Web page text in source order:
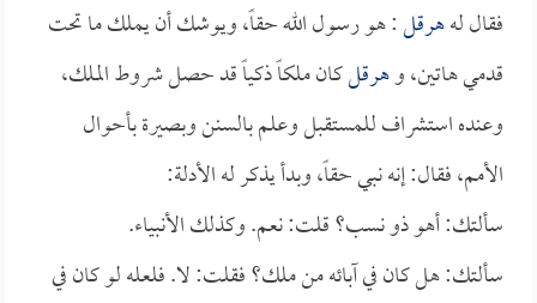
فقال لههرقل: هو رسول الله حقاً، ويوشك أن يملك ما تحت
قدمي هاتين، وهرقلكان ملكاً ذكياً قد حصل شروط الملك،
وعنده استشراف للمستقبل وعلم بالسنن وبصيرة بأحوال
الأمم، فقال: إنه نبي حقاً، وبدأ يذكر له الأدلة:
سألتك: أهو ذو نسب؟ قلت: نعم. وكذلك الأنبياء.
سألتك: هل كان في آبائه من ملك؟ فقلت: لا. فلعله لو كان في